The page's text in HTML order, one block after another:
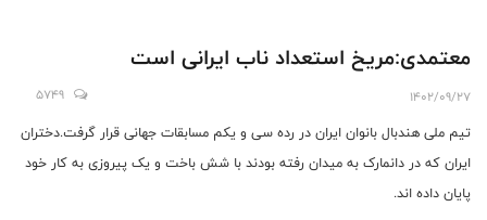
معتمدی:مریخ استعداد ناب ایرانی است
1402/09/27
5749
تیم ملی هندبال بانوان ایران در رده سی و یکم مسابقات جهانی قرار گرفت.دختران
ایران که در دانمارک به میدان رفته بودند با شش باخت و یک پیروزی به کار خود
پایان داده اند.